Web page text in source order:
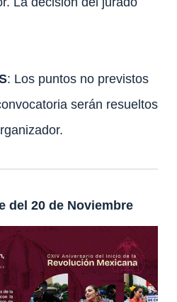
: Los puntos no previstos
serán resueltos
del 20 de Noviembre